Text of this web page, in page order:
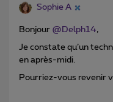
Sophie A
Bonjour @Delph14,
Je constate qu’un
en après-midi.
Pourriez-vous revenir